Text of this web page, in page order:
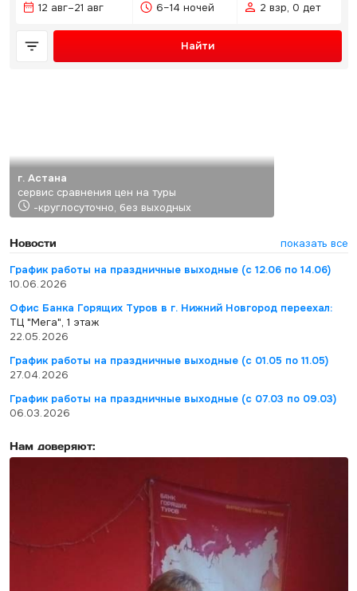
12 авг–21 авг 6–14 ночей 2 взр, 0 дет
Найти
г. Астана
сервис сравнения цен на туры
-круглосуточно, без выходных
Новости
показать все
График работы на праздничные выходные (с 12.06 по 14.06)
10.06.2026
Офис Банка Горящих Туров в г. Нижний Новгород переехал:
ТЦ "Мега", 1 этаж
22.05.2026
График работы на праздничные выходные (с 01.05 по 11.05)
27.04.2026
График работы на праздничные выходные (с 07.03 по 09.03)
06.03.2026
Нам доверяют: